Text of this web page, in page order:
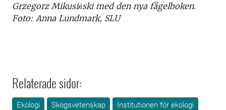
Grzegorz Mikusiński med den nya fågelboken.
Foto: Anna Lundmark, SLU
Relaterade sidor:
Ekologi Skogsvetenskap
Institutionen för ekologi